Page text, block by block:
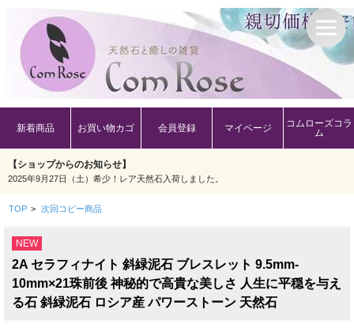
新着商品 お買い物カゴ 会員登録 マイページ
コムローズコラ
ム
【ショップからのお知らせ】
2025年9月27日（土）希少！レア天然石入荷しました。
TOP > 次回コピー商品
NEW
2A セラフィナイト 斜緑泥石 ブレスレット 9.5mm-
10mm×21珠前後 神秘的で高貴な美しさ 人生に平穏を与え
る石 斜緑泥石 ロシア産 パワーストーン 天然石